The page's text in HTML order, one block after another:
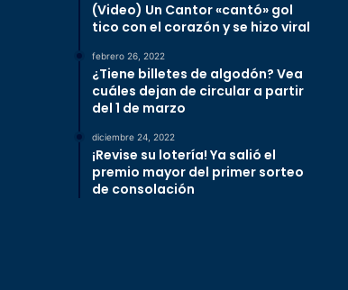
(Video) Un Cantor «cantó» gol
tico con el corazón y se hizo viral
febrero 26, 2022
¿Tiene billetes de algodón? Vea
cuáles dejan de circular a partir
del 1 de marzo
diciembre 24, 2022
¡Revise su lotería! Ya salió el
premio mayor del primer sorteo
de consolación